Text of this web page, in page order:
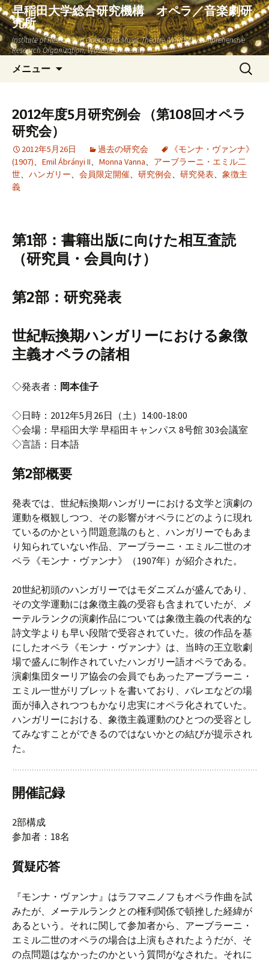
早稲田大学総合研究機構 オペラ／音楽劇研
究所
Institute of Research in Opera and Music Theatre (WIROM), Comprehensive
Research Organization, Waseda University
メニュー
ン
ツ
ス
キ
ッ
検
索:
2012年度5月研究例会 （第108回オペラ
研究会）
2012年5月26日 過去の研究会
《モンナ・ヴァンナ》
(1907)、 Emil Ábrányi II、 Monna Vanna、 アーブラーニ・エミル二
世、 ハンガリー、 会員限定開催、 研究例会、 研究発表、 象徴主
義
第1部：書籍出版に向けた相互査読
（研究員・会員向け）
第2部：研究発表
世紀転換期ハンガリーにおける象徴
主義オペラの諸相
◇発表者： 岡本佳子
◇日時：2012年5月26日（土）14:00-18:00
◇会場：早稲田大学 早稲田キャンパス 8号館 303会議室
◇言語：日本語
第2部概要
発表では、世紀転換期ハンガリーにおける文学と演劇の
運動を概観しつつ、その影響がオペラにどのように現れ
ているのかという問題意識のもと、ハンガリーでもあま
り知られていない作品、アーブラーニ・エミル二世のオ
ペラ《モンナ・ヴァンナ》（1907年）が紹介された。
20世紀初頭のハンガリーではモダニズムが盛んであり、
その文学運動には象徴主義の受容も含まれていたが、メ
ーテルランクの演劇作品については象徴主義の代表的な
詩文学よりも早い段階で受容されていた。彼の作品を基
にしたオペラ《モンナ・ヴァンナ》は、当時の王立歌劇
場で盛んに制作されていたハンガリー語オペラである。
演劇集団ターリア協会の会員でもあったアーブラーニ・
エミル一世がリブレットを書いており、バレエなどの場
面が挿入されつつもかなり忠実にオペラ化されていた。
ハンガリーにおける、象徴主義運動のひとつの受容とし
てみなすことができるのではないかとの結びが提示され
た。
開催記録
2部構成
参加者：18名
質疑応答
『モンナ・ヴァンナ』はラフマニノフもオペラ作曲を試
みたが、メーテルランクとの権利関係で頓挫した経緯が
あるという。それに関して参加者から、アーブラーニ・
エミル二世のオペラの場合は上演もされたようだが、そ
の点問題はなかったのかという質問がなされた。それに